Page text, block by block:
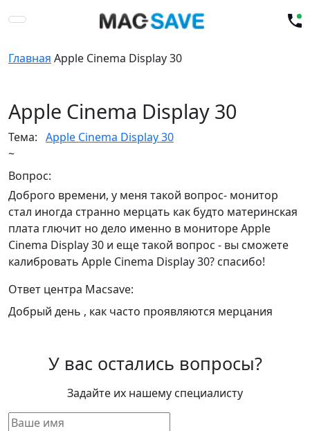
Главная Apple Cinema Display 30
Apple Cinema Display 30
Тема: Apple Cinema Display 30
~
Вопрос:
Доброго времени, у меня такой вопрос- монитор
стал иногда странно мерцать как будто материнская
плата глючит но дело именно в мониторе Apple
Cinema Display 30 и еще такой вопрос - вы сможете
калибровать Apple Cinema Display 30? спасибо!
Ответ центра Macsave:
Добрый день , как часто проявляются мерцания
У вас остались вопросы?
Задайте их нашему специалисту